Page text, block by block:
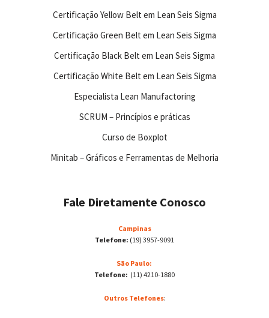
Certificação Yellow Belt em Lean Seis Sigma
Certificação Green Belt em Lean Seis Sigma
Certificação Black Belt em Lean Seis Sigma
Certificação White Belt em Lean Seis Sigma
Especialista Lean Manufactoring
SCRUM – Princípios e práticas
Curso de Boxplot
Minitab – Gráficos e Ferramentas de Melhoria
Fale Diretamente Conosco
Campinas
Telefone: (19) 3957-9091
São Paulo:
Telefone: (11) 4210-1880
Outros Telefones: